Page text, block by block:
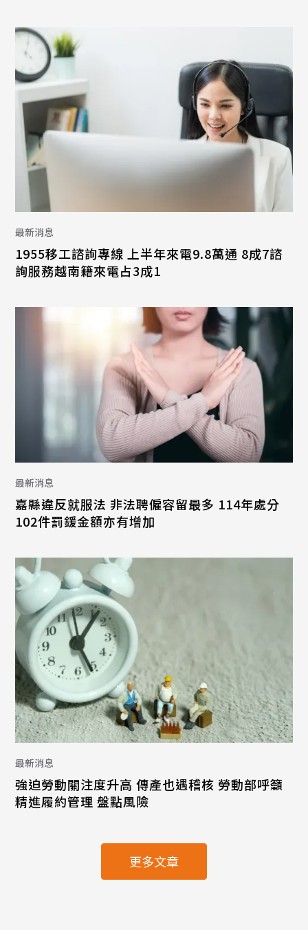
最新消息
1955移工諮詢專線 上半年來電9.8萬通 8成7諮
詢服務越南籍來電占3成1
最新消息
嘉縣違反就服法 非法聘僱容留最多 114年處分
102件罰鍰金額亦有增加
最新消息
強迫勞動關注度升高 傳產也遇稽核 勞動部呼籲
精進履約管理 盤點風險
更多文章